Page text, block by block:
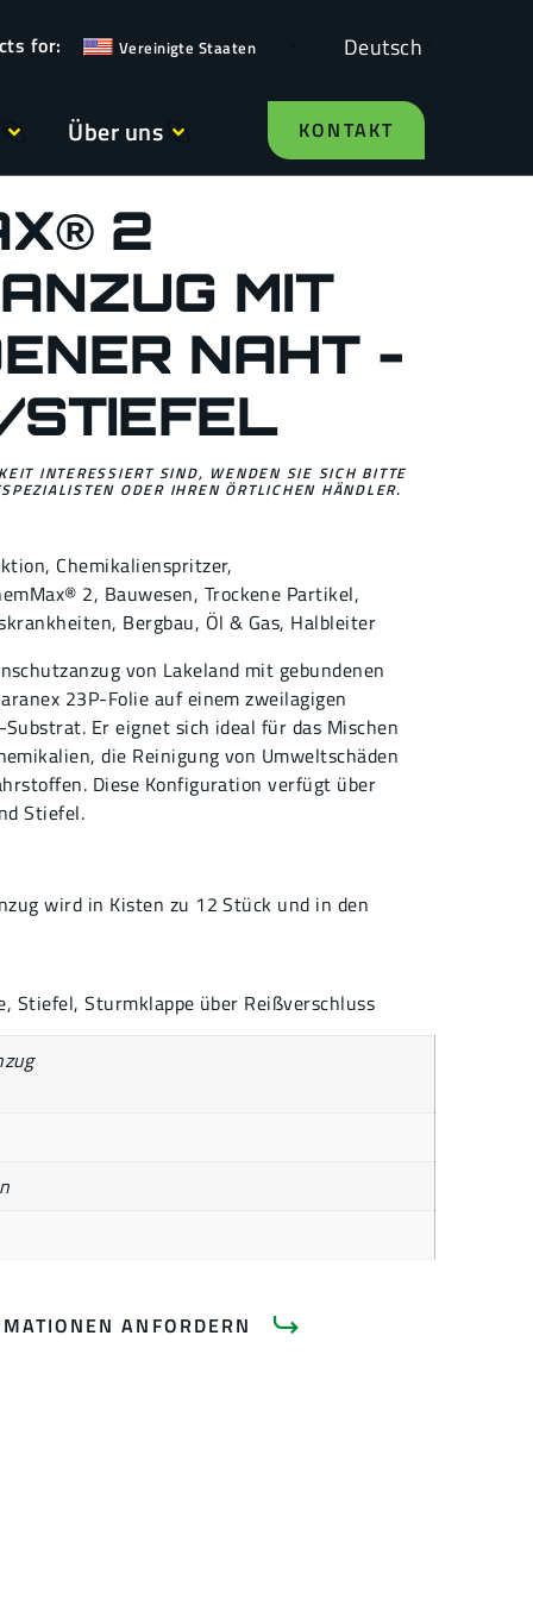
Vereinigte Staaten Deutsch
Über uns KONTAKT
2
MIT
NAHT -
STIEFEL
INTERESSIERT SIND, WENDEN SIE SICH BITTE
ODER IHREN ÖRTLICHEN HÄNDLER.
, Chemikalienspritzer,
2, Bauwesen, Trockene Partikel,
, Bergbau, Öl & Gas, Halbleiter
von Lakeland mit gebundenen
23P-Folie auf einem zweilagigen
Er eignet sich ideal für das Mischen
die Reinigung von Umweltschäden
Diese Konfiguration verfügt über
Stiefel.
wird in Kisten zu 12 Stück und in den
Stiefel, Sturmklappe über Reißverschluss
ANFORDERN